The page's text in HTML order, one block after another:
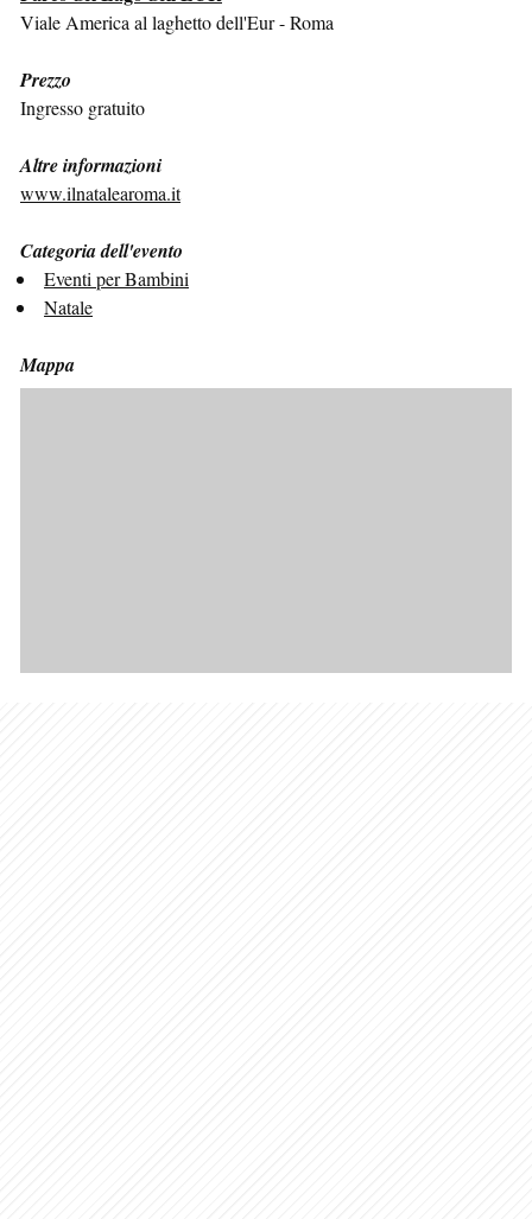
Viale America al laghetto dell'Eur - Roma
Prezzo
Ingresso gratuito
Altre informazioni
www.ilnatalearoma.it
Categoria dell'evento
Eventi per Bambini
Natale
Mappa